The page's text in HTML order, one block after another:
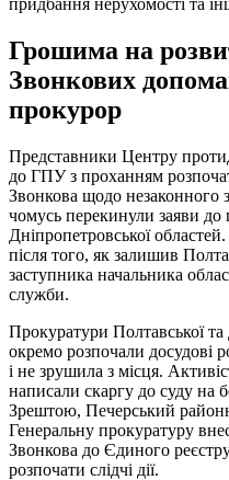
Грошима на
Звонкових
прокурор
Представники Центру
до ГПУ з проханням
Звонкова щодо
чомусь перекинули заяви до
Дніпропетровської
після того, як залишив
заступника начальника
служби.
Прокуратури Полтавської та
окремо розпочали досудові
і не зрушила з місця.
написали скаргу до суду на
Зрештою, Печерський
Генеральну прокуратуру
Звонкова до Єдиного
розпочати слідчі дії.